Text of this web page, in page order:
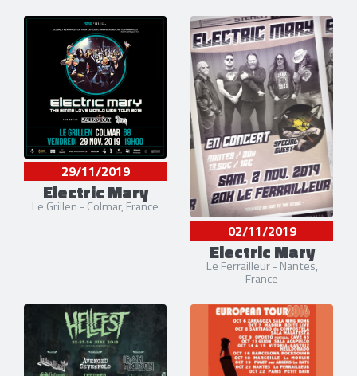
29/11/2019
Electric Mary
Le Grillen - Colmar, France
02/11/2019
Electric Mary
Le Ferrailleur - Nantes,
France